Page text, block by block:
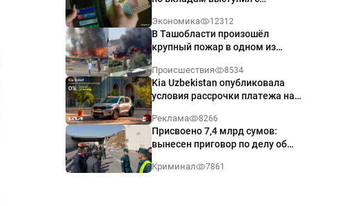
Экономика 12312
В Ташобласти произошёл
крупный пожар в одном из
Происшествия 8534
Kia Uzbekistan опубликовала
условия рассрочки платежа на
годовых
Реклама 8266
Присвоено 7,4 млрд сумов:
вынесен приговор по делу об
Ташкенте
Криминал 7861